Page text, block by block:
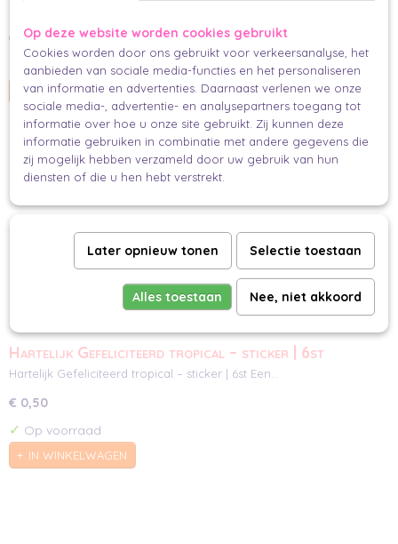
€ 0,50
Op voorraad
IN WINKELWAGEN
Hartelijk Gefeliciteerd tropical – sticker | 6st
Hartelijk Gefeliciteerd tropical – sticker | 6st Een…
€ 0,50
✓ Op voorraad
IN WINKELWAGEN
Op deze website worden cookies gebruikt
Cookies worden door ons gebruikt voor verkeersanalyse, het
aanbieden van sociale media-functies en het personaliseren
van informatie en advertenties. Daarnaast verlenen we onze
sociale media-, advertentie- en analysepartners toegang tot
informatie over hoe u onze site gebruikt. Zij kunnen deze
informatie gebruiken in combinatie met andere gegevens die
zij mogelijk hebben verzameld door uw gebruik van hun
diensten of die u hen hebt verstrekt.
Later opnieuw tonen Selectie toestaan
Alles toestaan Nee, niet akkoord